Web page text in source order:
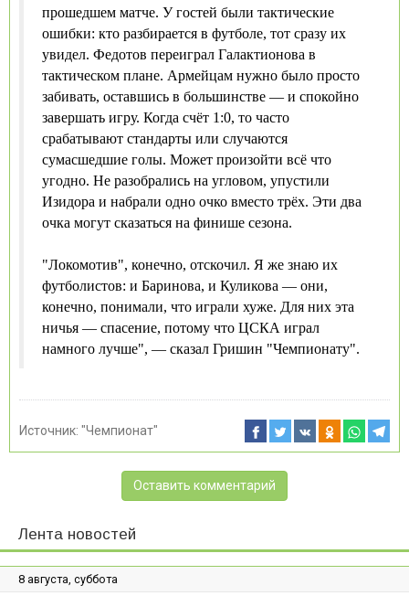
прошедшем матче. У гостей были тактические
ошибки: кто разбирается в футболе, тот сразу их
увидел. Федотов переиграл Галактионова в
тактическом плане. Армейцам нужно было просто
забивать, оставшись в большинстве — и спокойно
завершать игру. Когда счёт 1:0, то часто
срабатывают стандарты или случаются
сумасшедшие голы. Может произойти всё что
угодно. Не разобрались на угловом, упустили
Изидора и набрали одно очко вместо трёх. Эти два
очка могут сказаться на финише сезона.
"Локомотив", конечно, отскочил. Я же знаю их
футболистов: и Баринова, и Куликова — они,
конечно, понимали, что играли хуже. Для них эта
ничья — спасение, потому что ЦСКА играл
намного лучше", — сказал Гришин "Чемпионату".
Источник: "Чемпионат"
Оставить комментарий
Лента новостей
8 августа, суббота